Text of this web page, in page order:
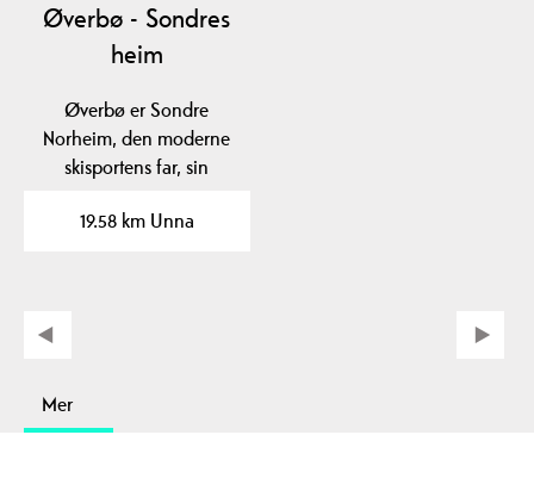
Øverbø - Sondres
heim
Øverbø er Sondre
Norheim, den moderne
skisportens far, sin
19.58 km Unna
Mer